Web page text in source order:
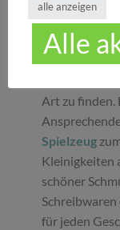
glücklich
seinen
machen.
Art zu finden.
Spielzeug
Kleinigkeiten
schöner
für jeden
alle anzeigen
Alle